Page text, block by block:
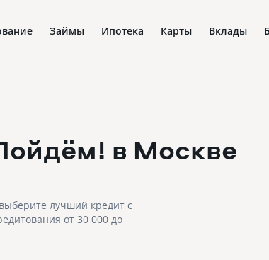
Займы Ипотека Карты Вклады
в Москве
лучший кредит с
от 30 000 до